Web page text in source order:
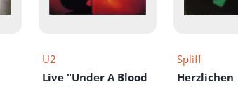
U2
Live "Under A Blood
Spliff
Herzlichen